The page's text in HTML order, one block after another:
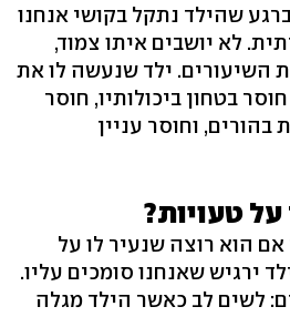
שהילד נתקל בקושי אנחנו
לא יושבים איתו צמוד,
השיעורים. ילד שנעשה לו את
בטחון ביכולותיו, חוסר
וחוסר עניין
טעויות?
הוא רוצה שנעיר לו על
ירגיש שאנחנו סומכים עליו.
לשים לב כאשר הילד מגלה